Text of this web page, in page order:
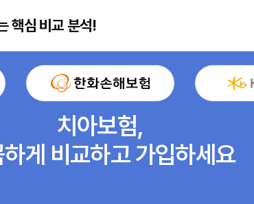
핵심 비교 분석!
치아보험,
게 비교하고 가입하세요